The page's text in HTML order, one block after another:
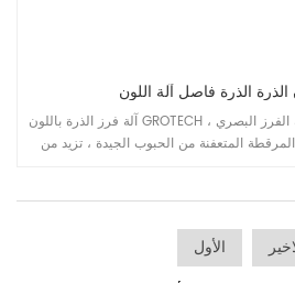
الذرة فاصل آلة اللون
آلة فرز الذرة باللون GROTECH ، آلة الفرز البصري RGB CCD ، 1-14 المزالق ،
المرقطة المتعفنة من الحبوب الجيدة ، تزيد من
الأول